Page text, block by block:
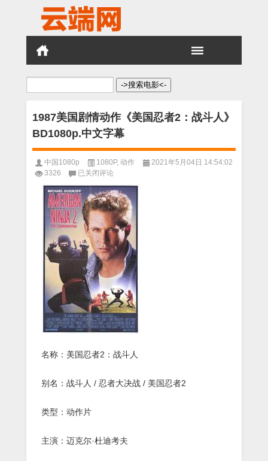
搜
1987美国剧情动作《美国忍者2：战斗人》
BD1080p.中文字幕
中国1080p 1080P, 动作
2021年5月04日 14:54:02
3326
1987
国
剧
情
动
《美
国
忍
者
2：
斗
人》
BD1080p.
文
已关闭评论
名称：美国忍者2：战斗人
别名：战斗人 / 忍者大决战 / 美国忍者2
类型：动作片
主演：迈克尔·杜迪考夫